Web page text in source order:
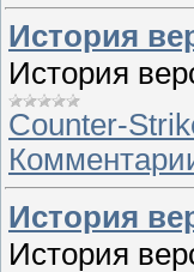
История
История
Counter-
История
История